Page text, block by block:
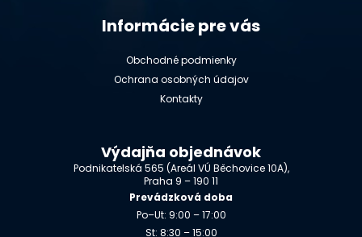
Informácie pre vás
Obchodné podmienky
Ochrana osobných údajov
Kontakty
Výdajňa objednávok
Podnikatelská 565 (Areál VÚ Běchovice 10A),
Praha 9 – 190 11
Prevádzková doba
Po–Ut: 9:00 – 17:00
St: 8:30 – 15:00